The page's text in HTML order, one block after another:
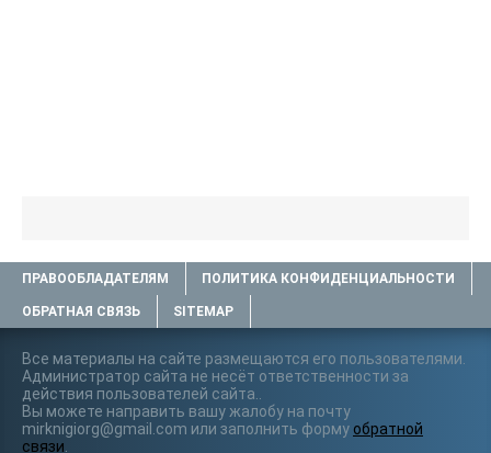
ПРАВООБЛАДАТЕЛЯМ ПОЛИТИКА КОНФИДЕНЦИАЛЬНОСТИ
ОБРАТНАЯ СВЯЗЬ SITEMAP
Все материалы на сайте размещаются его пользователями.
Администратор сайта не несёт ответственности за
действия пользователей сайта..
Вы можете направить вашу жалобу на почту
mirknigiorg@gmail.com или заполнить форму обратной
связи